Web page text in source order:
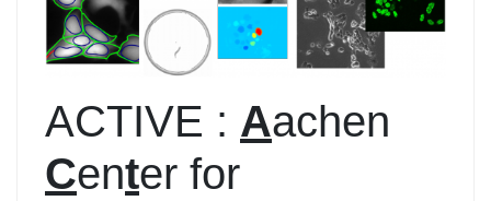
ACTIVE : Aachen
Center for